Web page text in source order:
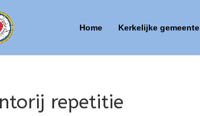
Home Kerkelijke gemeente
repetitie